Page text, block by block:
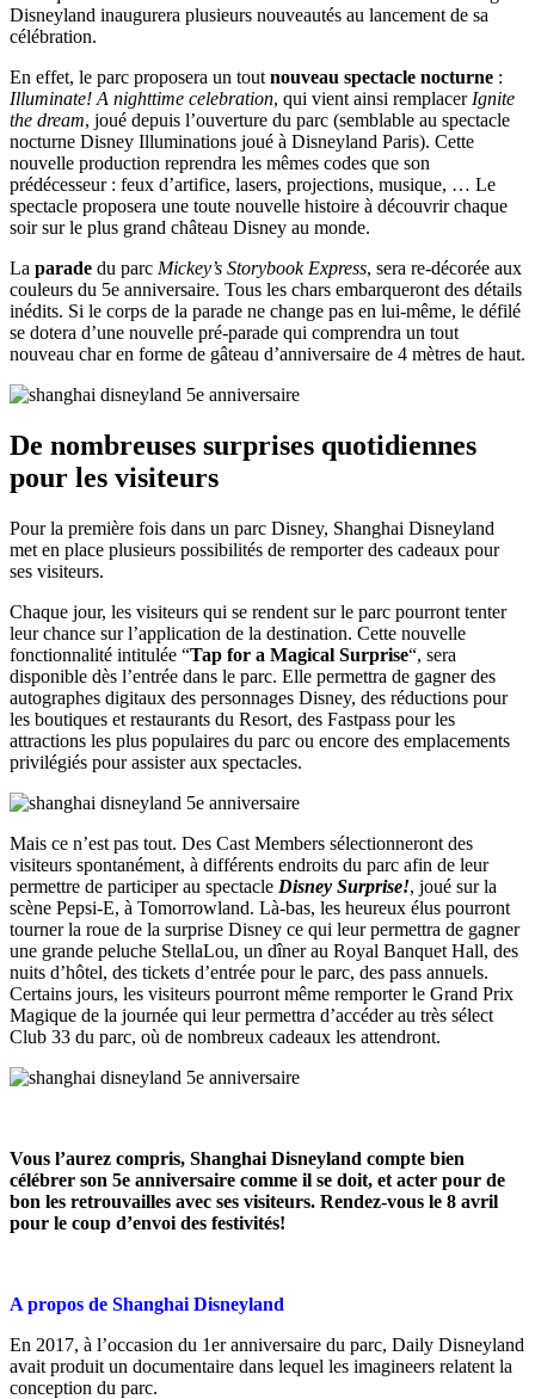
Disneyland inaugurera plusieurs nouveautés au lancement de sa
célébration.
En effet, le parc proposera un tout nouveau spectacle nocturne :
Illuminate! A nighttime celebration, qui vient ainsi remplacer Ignite
the dream, joué depuis l’ouverture du parc (semblable au spectacle
nocturne Disney Illuminations joué à Disneyland Paris). Cette
nouvelle production reprendra les mêmes codes que son
prédécesseur : feux d’artifice, lasers, projections, musique, … Le
spectacle proposera une toute nouvelle histoire à découvrir chaque
soir sur le plus grand château Disney au monde.
La parade du parc Mickey’s Storybook Express, sera re-décorée aux
couleurs du 5e anniversaire. Tous les chars embarqueront des détails
inédits. Si le corps de la parade ne change pas en lui-même, le défilé
se dotera d’une nouvelle pré-parade qui comprendra un tout
nouveau char en forme de gâteau d’anniversaire de 4 mètres de haut.
De nombreuses surprises quotidiennes
pour les visiteurs
Pour la première fois dans un parc Disney, Shanghai Disneyland
met en place plusieurs possibilités de remporter des cadeaux pour
ses visiteurs.
Chaque jour, les visiteurs qui se rendent sur le parc pourront tenter
leur chance sur l’application de la destination. Cette nouvelle
fonctionnalité intitulée “Tap for a Magical Surprise“, sera
disponible dès l’entrée dans le parc. Elle permettra de gagner des
autographes digitaux des personnages Disney, des réductions pour
les boutiques et restaurants du Resort, des Fastpass pour les
attractions les plus populaires du parc ou encore des emplacements
privilégiés pour assister aux spectacles.
Mais ce n’est pas tout. Des Cast Members sélectionneront des
visiteurs spontanément, à différents endroits du parc afin de leur
permettre de participer au spectacle Disney Surprise!, joué sur la
scène Pepsi-E, à Tomorrowland. Là-bas, les heureux élus pourront
tourner la roue de la surprise Disney ce qui leur permettra de gagner
une grande peluche StellaLou, un dîner au Royal Banquet Hall, des
nuits d’hôtel, des tickets d’entrée pour le parc, des pass annuels.
Certains jours, les visiteurs pourront même remporter le Grand Prix
Magique de la journée qui leur permettra d’accéder au très sélect
Club 33 du parc, où de nombreux cadeaux les attendront.
Vous l’aurez compris, Shanghai Disneyland compte bien
célébrer son 5e anniversaire comme il se doit, et acter pour de
bon les retrouvailles avec ses visiteurs. Rendez-vous le 8 avril
pour le coup d’envoi des festivités!
A propos de Shanghai Disneyland
En 2017, à l’occasion du 1er anniversaire du parc, Daily Disneyland
avait produit un documentaire dans lequel les imagineers relatent la
conception du parc.